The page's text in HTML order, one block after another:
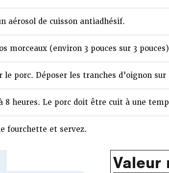
aérosol de cuisson antiadhésif.
morceaux (environ 3 pouces sur 3
porc. Déposer les tranches d’oignon sur
8 heures. Le porc doit être cuit à une
fourchette et servez.
Valeur